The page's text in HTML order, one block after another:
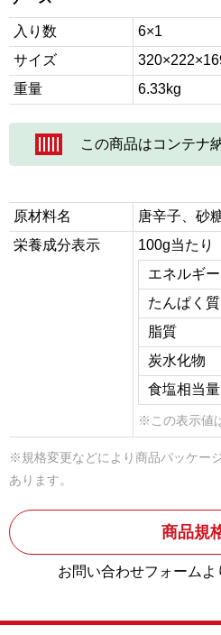
入り数
6×1
サイズ
重量
6.33kg
この商品はコンテナ
原材料名
唐辛子、砂
栄養成分表示
100g当たり
エネルギー
たんぱく質
脂質
炭水化物
食塩相当量
※この表示値
※規格変更などにより商品パッケー
あります。
商品規
お問い合わせフォームよ